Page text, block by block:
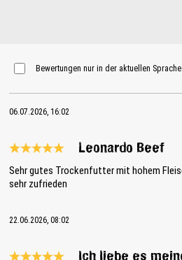
Bewertungen nur in der aktuellen Sprache
06.07.2026, 16:02
Leonardo Beef
Sehr gutes Trockenfutter mit hohem
sehr zufrieden
22.06.2026, 08:02
Ich liebe es